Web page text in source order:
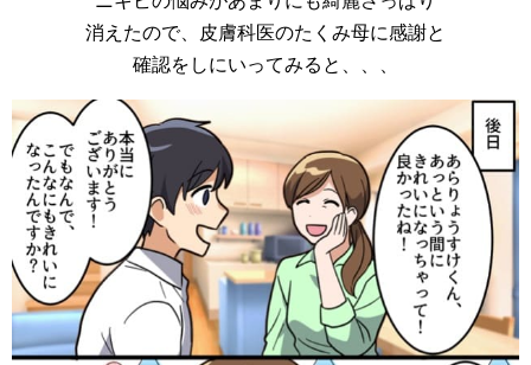
消えたので、皮膚科医のたくみ母に感謝と
確認をしにいってみると、、、